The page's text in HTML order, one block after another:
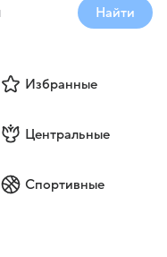
Найти
Избранные
Центральные
Спортивные